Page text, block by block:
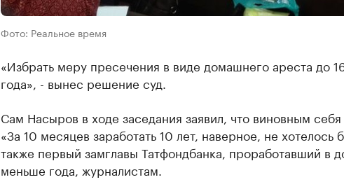
Фото: Реальное время
«Избрать меру пресечения в виде домашнего ареста до
года», - вынес решение суд.
Сам Насыров в ходе заседания заявил, что виновным себя
«За 10 месяцев заработать 10 лет, наверное, не хотелось
также первый замглавы Татфондбанка, проработавший в
меньше года, журналистам.